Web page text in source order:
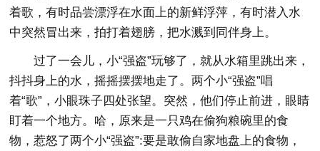
着歌，有时品尝漂浮在水面上的新鲜浮萍，有时潜入水
中突然冒出来，拍打着翅膀，把水溅到同伴身上。
过了一会儿，小“强盗”玩够了，就从水箱里跳出来，
抖抖身上的水，摇摇摆摆地走了。两个小“强盗”唱
着“歌”，小眼珠子四处张望。突然，他们停止前进，眼睛
盯着一个地方。哈，原来是一只鸡在偷狗粮碗里的食
物，惹怒了两个小“强盗”:要是敢偷自家地盘上的食物，